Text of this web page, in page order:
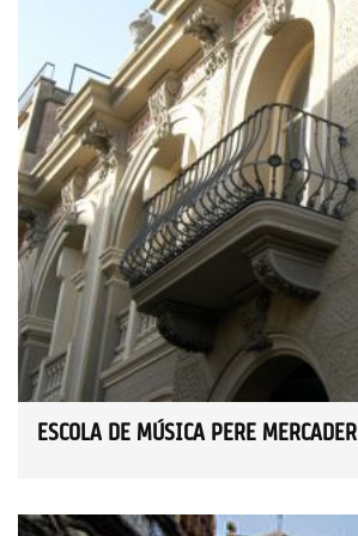
ESCOLA DE MÚSICA PERE MERCADER